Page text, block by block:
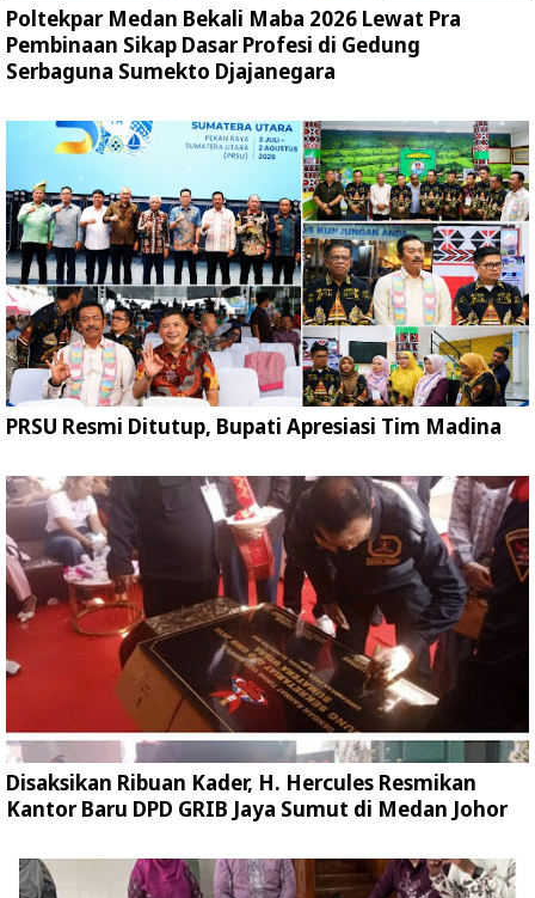
Poltekpar Medan Bekali Maba 2026 Lewat Pra
Pembinaan Sikap Dasar Profesi di Gedung
Serbaguna Sumekto Djajanegara
PRSU Resmi Ditutup, Bupati Apresiasi Tim Madina
Disaksikan Ribuan Kader, H. Hercules Resmikan
Kantor Baru DPD GRIB Jaya Sumut di Medan Johor